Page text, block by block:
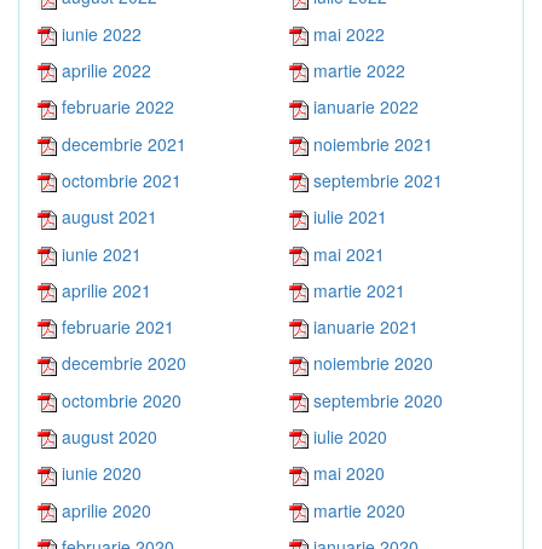
iunie 2022
mai 2022
aprilie 2022
martie 2022
februarie 2022
ianuarie 2022
decembrie 2021
noiembrie 2021
octombrie 2021
septembrie 2021
august 2021
iulie 2021
iunie 2021
mai 2021
aprilie 2021
martie 2021
februarie 2021
ianuarie 2021
decembrie 2020
noiembrie 2020
octombrie 2020
septembrie 2020
august 2020
iulie 2020
iunie 2020
mai 2020
aprilie 2020
martie 2020